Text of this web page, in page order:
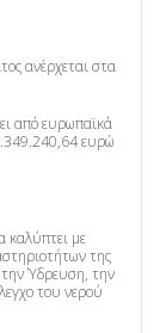
ανέρχεται στα
από ευρωπαϊκά
ευρώ
καλύπτει με
της
την Ύδρευση, την
του νερού